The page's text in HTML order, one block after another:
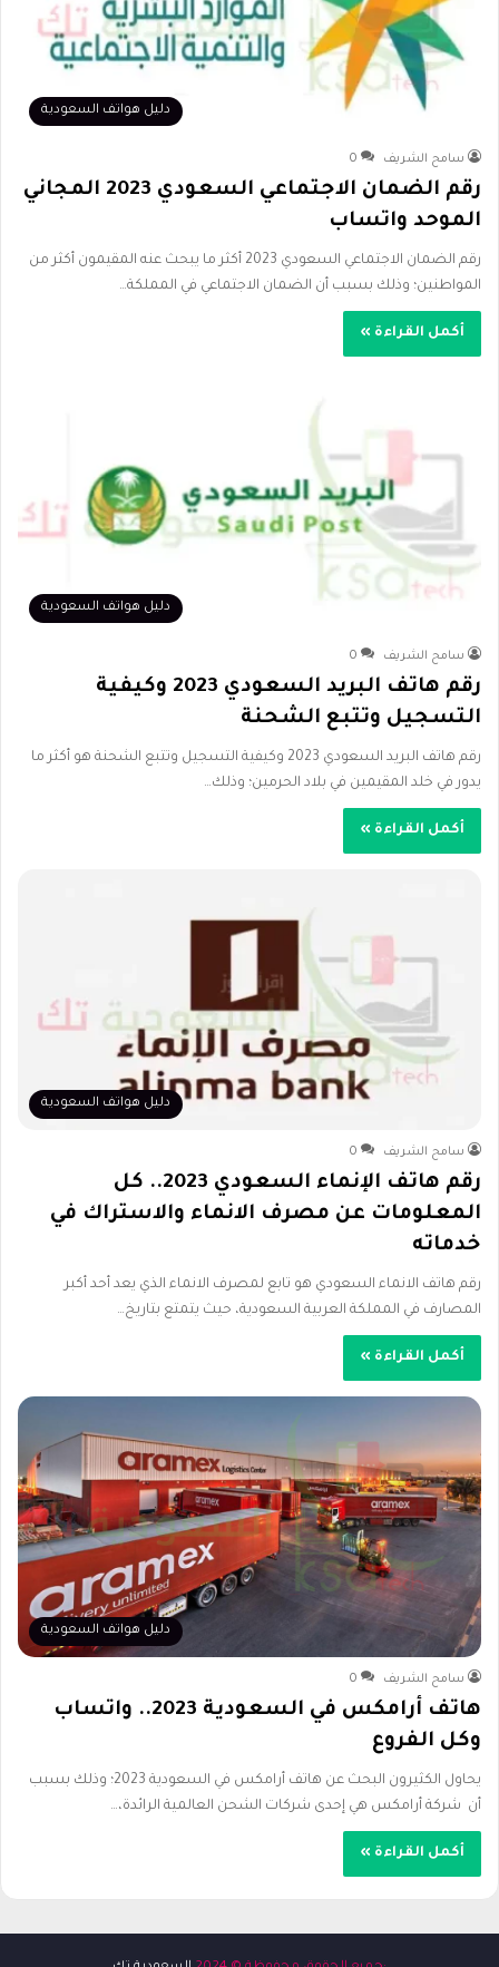
دليل هواتف السعودية
سامح الشريف 0
رقم الضمان الاجتماعي السعودي 2023 المجاني
الموحد واتساب
رقم الضمان الاجتماعي السعودي 2023 أكثر ما يبحث عنه المقيمون أكثر من
المواطنين؛ وذلك بسبب أن الضمان الاجتماعي في المملكة…
أكمل القراءة »
دليل هواتف السعودية
سامح الشريف 0
رقم هاتف البريد السعودي 2023 وكيفية
التسجيل وتتبع الشحنة
رقم هاتف البريد السعودي 2023 وكيفية التسجيل وتتبع الشحنة هو أكثر ما
يدور في خلد المقيمين في بلاد الحرمين؛ وذلك…
أكمل القراءة »
دليل هواتف السعودية
سامح الشريف 0
رقم هاتف الإنماء السعودي 2023.. كل
المعلومات عن مصرف الانماء والاستراك في
خدماته
رقم هاتف الانماء السعودي هو تابع لمصرف الانماء الذي يعد أحد أكبر
المصارف في المملكة العربية السعودية، حيث يتمتع بتاريخ…
أكمل القراءة »
دليل هواتف السعودية
سامح الشريف 0
هاتف أرامكس في السعودية 2023.. واتساب
وكل الفروع
يحاول الكثيرون البحث عن هاتف أرامكس في السعودية 2023؛ وذلك بسبب
أن شركة أرامكس هي إحدى شركات الشحن العالمية الرائدة،…
أكمل القراءة »